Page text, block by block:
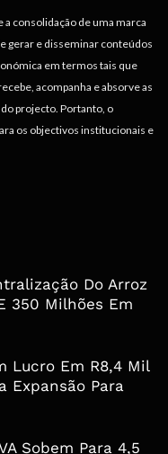
a consolidação de uma marca
gerar e disseminar conteúdos
em termos tais que
acompanha e absorve as
projecto. Portanto, o
os objectivos institucionais e
Do Arroz
350 Milhões Em
Lucro Em R8,4 Mil
Expansão Para
Sobem Para 4,5